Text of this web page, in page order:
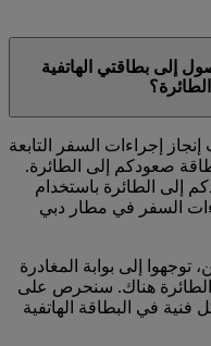
إلى بطاقتي الهاتفية
إجراءات السفر التابعة
صعودكم إلى الطائرة.
إلى الطائرة باستخدام
السفر في مطار دبي
توجهوا إلى بوابة المغادرة
هناك. سنحرص على
في البطاقة الهاتفية